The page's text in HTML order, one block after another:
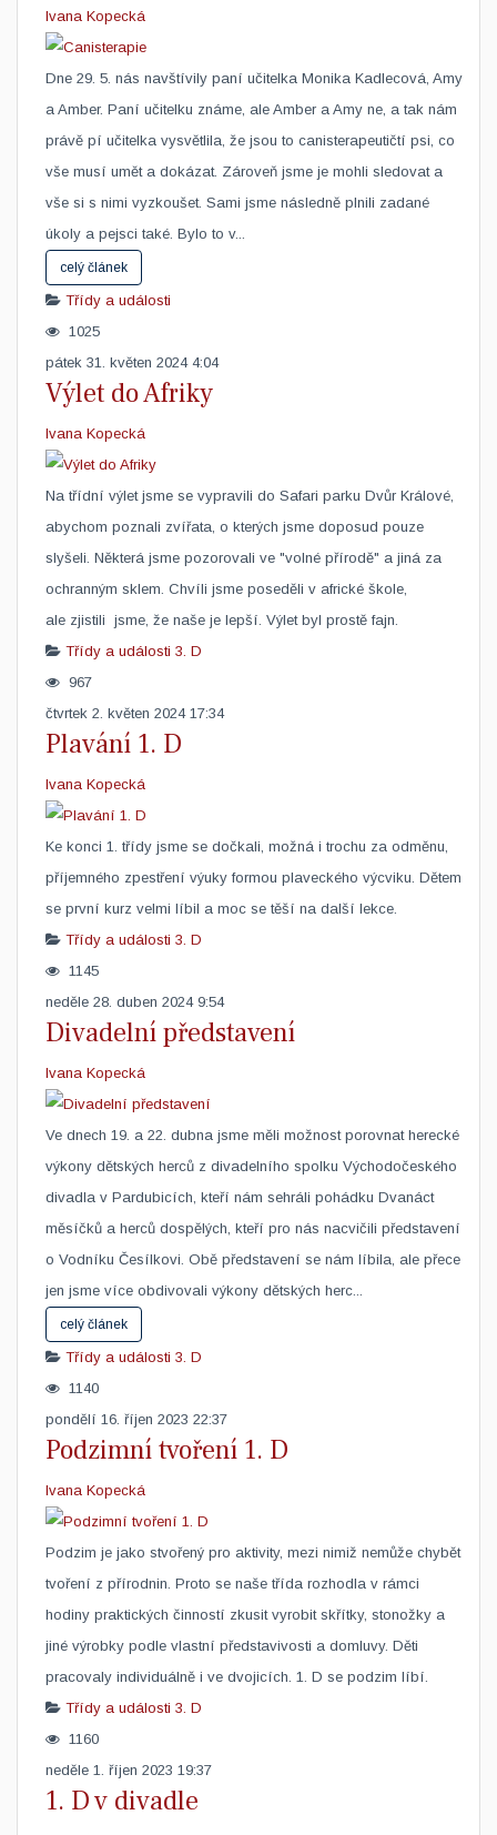
Ivana Kopecká
Dne 29. 5. nás navštívily paní učitelka Monika Kadlecová, Amy
a Amber. Paní učitelku známe, ale Amber a Amy ne, a tak nám
právě pí učitelka vysvětlila, že jsou to canisterapeutičtí psi, co
vše musí umět a dokázat. Zároveň jsme je mohli sledovat a
vše si s nimi vyzkoušet. Sami jsme následně plnili zadané
úkoly a pejsci také. Bylo to v...
celý článek
Třídy a události
1025
pátek 31. květen 2024 4:04
Výlet do Afriky
Ivana Kopecká
​Na třídní výlet jsme se vypravili do Safari parku Dvůr Králové,
abychom poznali zvířata, o kterých jsme doposud pouze
slyšeli. Některá jsme pozorovali ve "volné přírodě" a jiná za
ochranným sklem. Chvíli jsme poseděli v africké škole,
ale zjistili jsme, že naše je lepší. Výlet byl prostě fajn.
Třídy a události 3. D
967
čtvrtek 2. květen 2024 17:34
Plavání 1. D
Ivana Kopecká
​Ke konci 1. třídy jsme se dočkali, možná i trochu za odměnu,
příjemného zpestření výuky formou plaveckého výcviku. Dětem
se první kurz velmi líbil a moc se těší na další lekce.
Třídy a události 3. D
1145
neděle 28. duben 2024 9:54
Divadelní představení
Ivana Kopecká
Ve dnech 19. a 22. dubna jsme měli možnost porovnat herecké
výkony dětských herců z divadelního spolku Východočeského
divadla v Pardubicích, kteří nám sehráli pohádku Dvanáct
měsíčků a herců dospělých, kteří pro nás nacvičili představení
o Vodníku Česílkovi. Obě představení se nám líbila, ale přece
jen jsme více obdivovali výkony dětských herc...
celý článek
Třídy a události 3. D
1140
pondělí 16. říjen 2023 22:37
Podzimní tvoření 1. D
Ivana Kopecká
​Podzim je jako stvořený pro aktivity, mezi nimiž nemůže chybět
tvoření z přírodnin. Proto se naše třída rozhodla v rámci
hodiny praktických činností zkusit vyrobit skřítky, stonožky a
jiné výrobky podle vlastní představivosti a domluvy. Děti
pracovaly individuálně i ve dvojicích. 1. D se podzim líbí.
Třídy a události 3. D
1160
neděle 1. říjen 2023 19:37
1. D v divadle